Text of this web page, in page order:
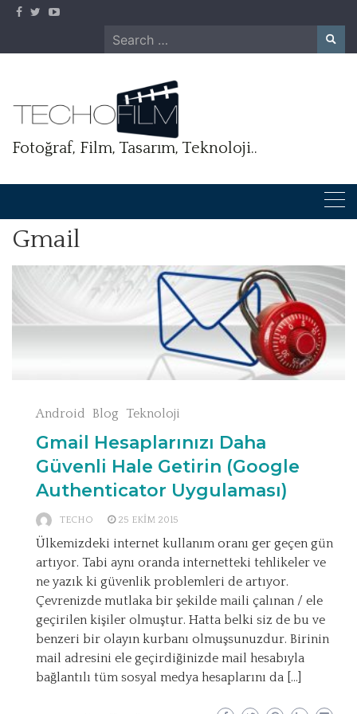
Skip
Search
for:
Fotoğraf, Film, Tasarım, Teknoloji..
Gmail
Android Blog Teknoloji
Gmail Hesaplarınızı Daha
Güvenli Hale Getirin (Google
Authenticator Uygulaması)
TECHO 25 EKIM 2015
Ülkemizdeki internet kullanım oranı ger geçen gün
artıyor. Tabi aynı oranda internetteki tehlikeler ve
ne yazık ki güvenlik problemleri de artıyor.
Çevrenizde mutlaka bir şekilde maili çalınan / ele
geçirilen kişiler olmuştur. Hatta belki siz de bu ve
benzeri bir olayın kurbanı olmuşsunuzdur. Birinin
mail adresini ele geçirdiğinizde mail hesabıyla
bağlantılı tüm sosyal medya hesaplarını da […]